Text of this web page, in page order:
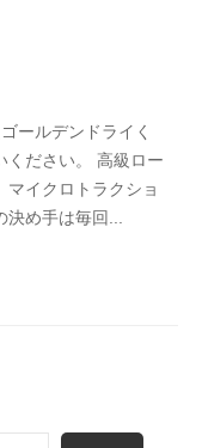
ールデンドライく
ください。 高級ロー
マイクロトラクショ
決め手は毎回...